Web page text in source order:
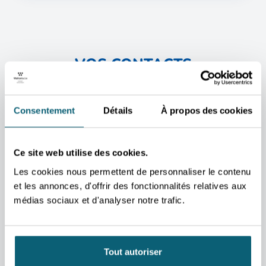
Consentement Détails À propos des cookies
Ce site web utilise des cookies.
Les cookies nous permettent de personnaliser le contenu
et les annonces, d'offrir des fonctionnalités relatives aux
médias sociaux et d'analyser notre trafic.
Tout autoriser
VOS CONTACTS
Nos conseillers sont à
votre disposition pour
vos projets et répondre à
vos questions.
CONTACT
Jérôme
Bronckart
Conseiller
économique et
Area